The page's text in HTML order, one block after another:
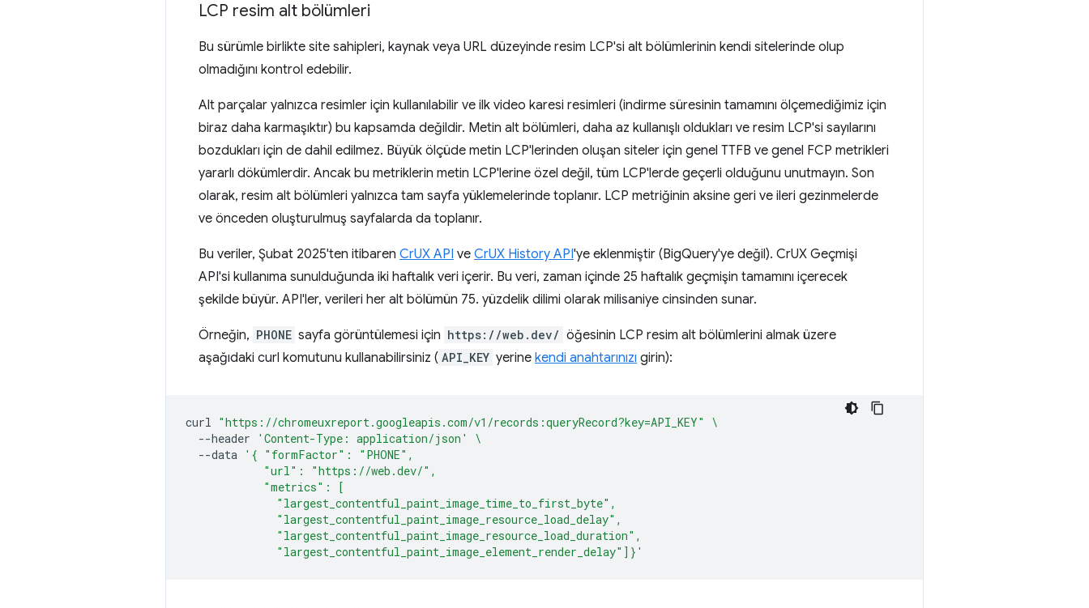
LCP resim alt bölümleri
Bu sürümle birlikte site sahipleri, kaynak veya URL düzeyinde resim LCP'si alt bölümlerinin kendi sitelerinde olup
olmadığını kontrol edebilir.
Alt parçalar yalnızca resimler için kullanılabilir ve ilk video karesi resimleri (indirme süresinin tamamını ölçemediğimiz için
biraz daha karmaşıktır) bu kapsamda değildir. Metin alt bölümleri, daha az kullanışlı oldukları ve resim LCP'si sayılarını
bozdukları için de dahil edilmez. Büyük ölçüde metin LCP'lerinden oluşan siteler için genel TTFB ve genel FCP metrikleri
yararlı dökümlerdir. Ancak bu metriklerin metin LCP'lerine özel değil, tüm LCP'lerde geçerli olduğunu unutmayın. Son
olarak, resim alt bölümleri yalnızca tam sayfa yüklemelerinde toplanır. LCP metriğinin aksine geri ve ileri gezinmelerde
ve önceden oluşturulmuş sayfalarda da toplanır.
Bu veriler, Şubat 2025'ten itibaren CrUX API ve CrUX History API'ye eklenmiştir (BigQuery'ye değil). CrUX Geçmişi
API'si kullanıma sunulduğunda iki haftalık veri içerir. Bu veri, zaman içinde 25 haftalık geçmişin tamamını içerecek
şekilde büyür. API'ler, verileri her alt bölümün 75. yüzdelik dilimi olarak milisaniye cinsinden sunar.
Örneğin, PHONE sayfa görüntülemesi için https://web.dev/ öğesinin LCP resim alt bölümlerini almak üzere
aşağıdaki curl komutunu kullanabilirsiniz ( API_KEY yerine kendi anahtarınızı girin):
curl "https://chromeuxreport.googleapis.com/v1/records:queryRecord?key=API_KEY"
\
--header
'Content-Type: application/json'
\
--data '{ "formFactor": "PHONE",
            "url": "https://web.dev/",
            "metrics": [
              "largest_contentful_paint_image_time_to_first_byte",
              "largest_contentful_paint_image_resource_load_delay",
              "largest_contentful_paint_image_resource_load_duration",
              "largest_contentful_paint_image_element_render_delay"]}'